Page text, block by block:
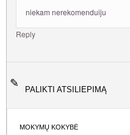
niekam nerekomenduiju
Reply
PALIKTI ATSILIEPIMĄ
MOKYMŲ KOKYBĖ